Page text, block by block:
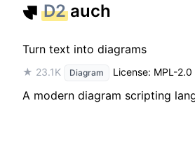
D2auch
Turn text into diagrams
★ 23.1K Diagram License: MPL-2.0
A modern diagram scripting